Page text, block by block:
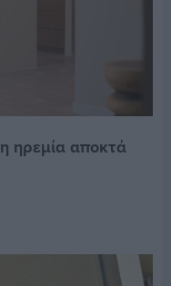
ηρεμία αποκτά